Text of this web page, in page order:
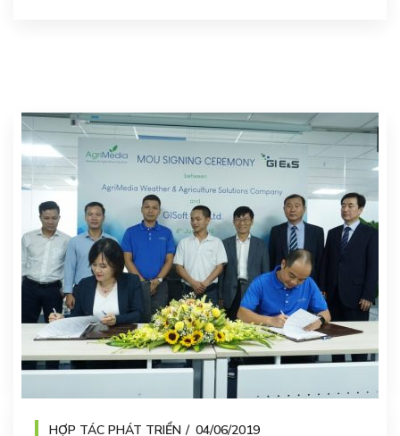
HỢP TÁC PHÁT TRIỂN 04/06/2019